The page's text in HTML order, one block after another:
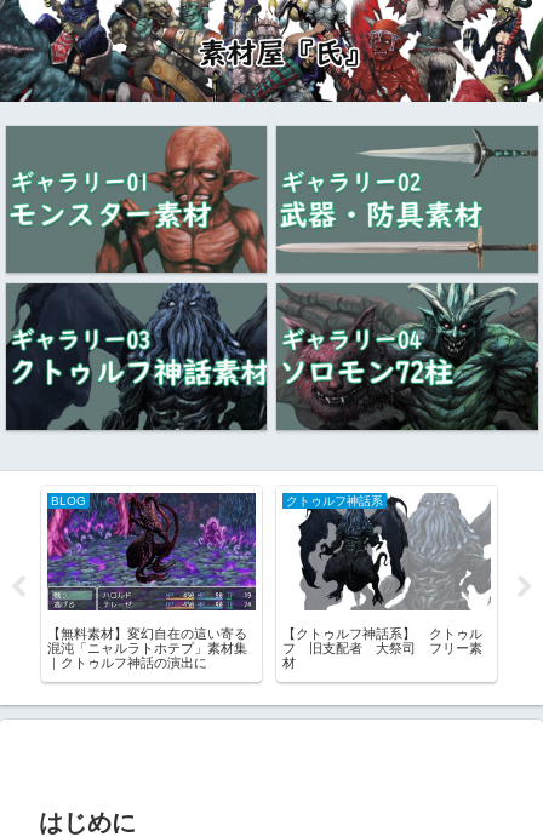
BLOG
【無料素材】変幻自在の這い寄る
混沌「ニャルラトホテプ」素材集
｜クトゥルフ神話の演出に
クトゥルフ神話系
【クトゥルフ神話系】 クトゥル
フ 旧支配者 大祭司 フリー素
材
はじめに